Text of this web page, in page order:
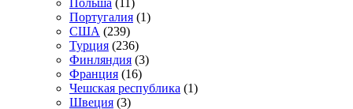
Польша (11)
Португалия (1)
США (239)
Турция (236)
Финляндия (3)
Франция (16)
Чешская республика (1)
Швеция (3)